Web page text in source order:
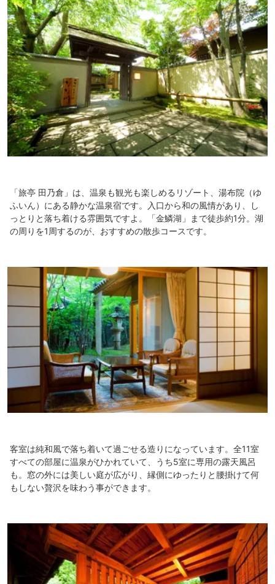
「旅亭 田乃倉」は、温泉も観光も楽しめるリゾート、湯布院（ゆ
ふいん）にある静かな温泉宿です。入口から和の風情があり、し
っとりと落ち着ける雰囲気ですよ。「金鱗湖」まで徒歩約1分。湖
の周りを1周するのが、おすすめの散歩コースです。
客室は純和風で落ち着いて過ごせる造りになっています。全11室
すべての部屋に温泉がひかれていて、うち5室に専用の露天風呂
も。窓の外には美しい庭が広がり、縁側にゆったりと腰掛けて何
もしない贅沢を味わう事ができます。